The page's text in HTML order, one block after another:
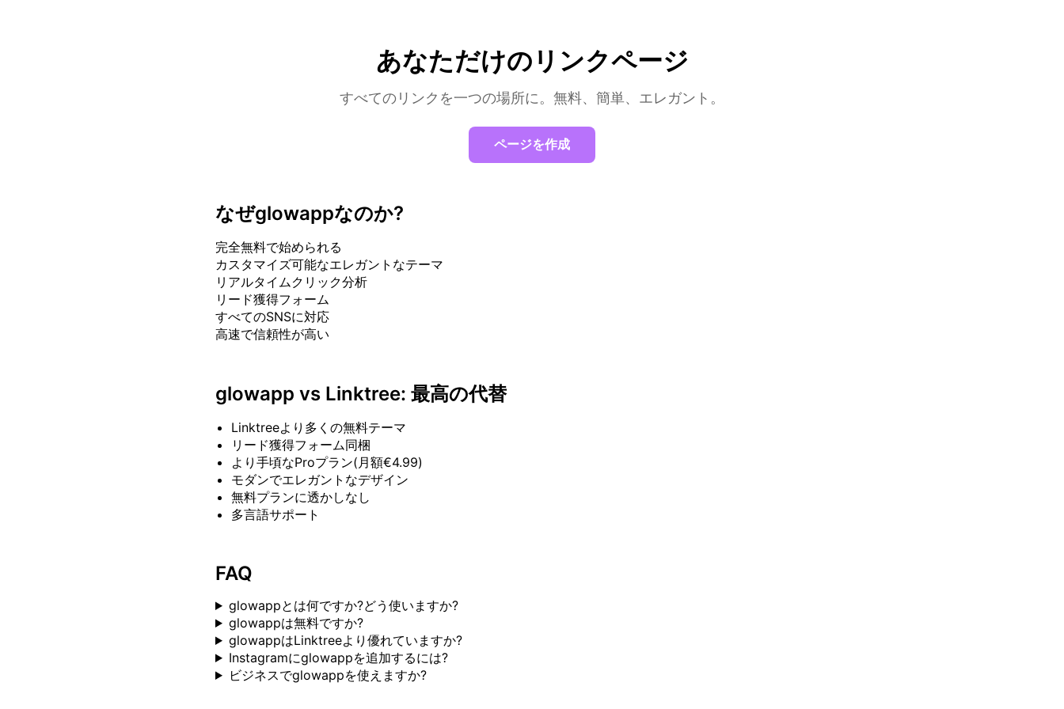
あなただけのリンクページ
すべてのリンクを一つの場所に。無料、簡単、エレガント。
ページを作成
なぜglowappなのか?
完全無料で始められる
カスタマイズ可能なエレガントなテーマ
リアルタイムクリック分析
リード獲得フォーム
すべてのSNSに対応
高速で信頼性が高い
glowapp vs Linktree: 最高の代替
Linktreeより多くの無料テーマ
リード獲得フォーム同梱
より手頃なProプラン(月額€4.99)
モダンでエレガントなデザイン
無料プランに透かしなし
多言語サポート
FAQ
glowappとは何ですか?どう使いますか?
glowappは無料ですか?
glowappはLinktreeより優れていますか?
Instagramにglowappを追加するには?
ビジネスでglowappを使えますか?